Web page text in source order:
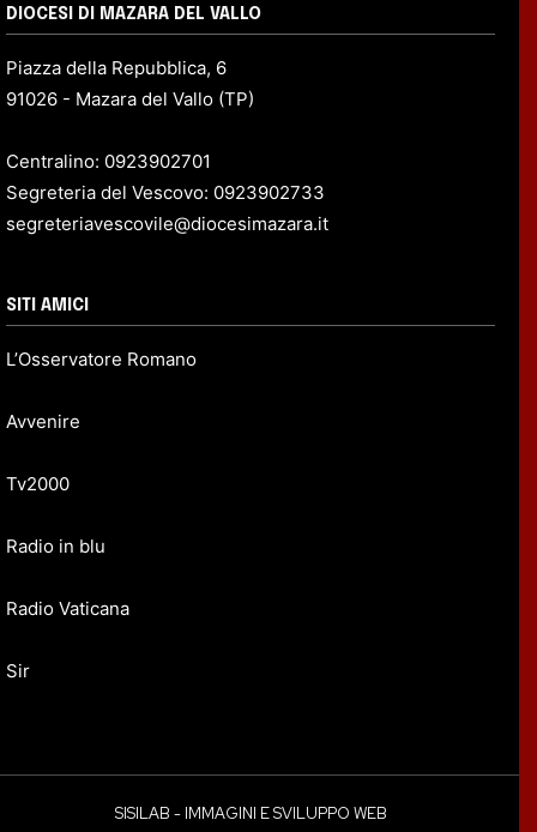
DIOCESI DI MAZARA DEL VALLO
Piazza della Repubblica, 6
91026 - Mazara del Vallo (TP)
Centralino: 0923902701
Segreteria del Vescovo: 0923902733
segreteriavescovile@diocesimazara.it
SITI AMICI
L’Osservatore Romano
Avvenire
Tv2000
Radio in blu
Radio Vaticana
Sir
SISILAB - IMMAGINI E SVILUPPO WEB